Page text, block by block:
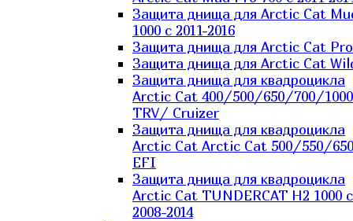
Защита днища для Arctic Cat
1000 c 2011-2016
Защита днища для Arctic Cat
Защита днища для Arctic Cat
Защита днища для квадроцикла
Arctic Cat 400/500/650/700/1000
TRV/ Cruizer
Защита днища для квадроцикла
Arctic Cat Arctic Cat 500/550/
EFI
Защита днища для квадроцикла
Arctic Cat TUNDERCAT H2 1000 c
2008-2014